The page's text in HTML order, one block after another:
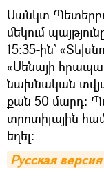
Սանկտ
մեկում
15:35-ին՝
«Սենայի
նախնական
քան 50 մարդ:
տրոտիլային
եղել։
Русская версия